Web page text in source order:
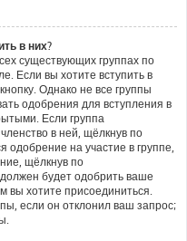
в них?
существующих группах по
Если вы хотите вступить в
Однако не все группы
одобрения для вступления в
Если группа
в ней, щёлкнув по
одобрение на участие в группе,
щёлкнув по
будет одобрить ваше
вы хотите присоединиться.
если он отклонил ваш запрос;